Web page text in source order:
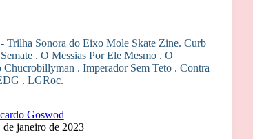
Trilha Sonora do Eixo Mole Skate Zine. Curb
. O Messias Por Ele Mesmo . O
Chucrobillyman . Imperador Sem Teto . Contra
. LGRoc.
Goswod
de janeiro de 2023